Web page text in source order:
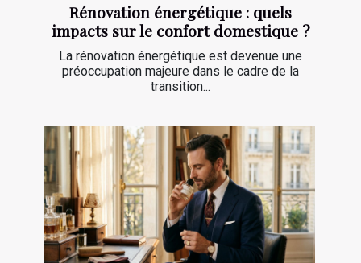
Rénovation énergétique : quels
impacts sur le confort domestique ?
La rénovation énergétique est devenue une
préoccupation majeure dans le cadre de la
transition...